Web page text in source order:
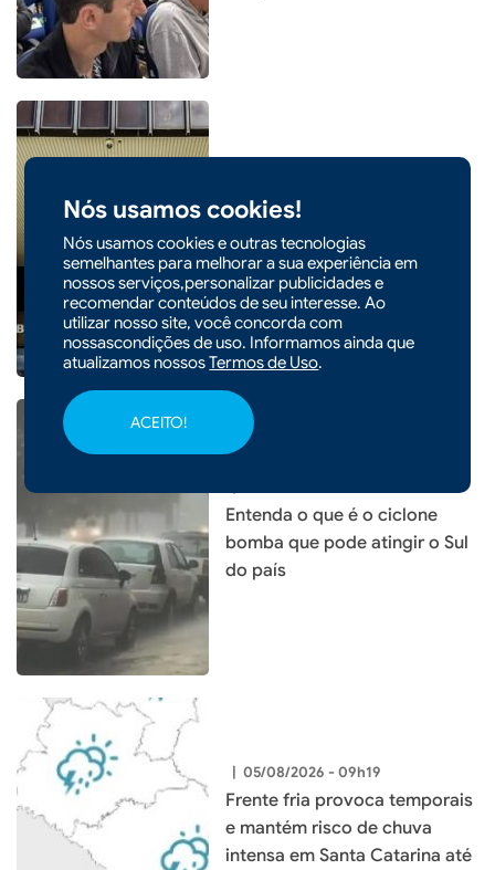
Nós usamos cookies!
Nós usamos cookies e outras tecnologias
semelhantes para melhorar a sua experiência em
nossos serviços,personalizar publicidades e
recomendar conteúdos de seu interesse. Ao
utilizar nosso site, você concorda com
nossascondições de uso. Informamos ainda que
atualizamos nossosTermos de Uso.
ACEITO!
Em nova redução, Copom
baixa taxa Selic para 14% ao
ano
Entenda o que é o ciclone
bomba que pode atingir o Sul
do país
| 05/08/2026 - 09h19
Frente fria provoca temporais
e mantém risco de chuva
intensa em Santa Catarina até